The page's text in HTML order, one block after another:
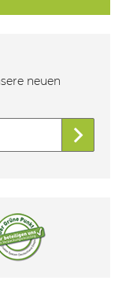
neuen